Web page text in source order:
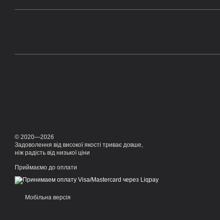
© 2020—2026
Задоволення від високої якості триває довше,
ніж радість від низької ціни
Приймаємо до оплати
Мобільна версія